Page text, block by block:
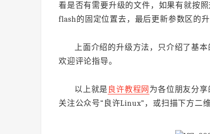
看是否有需要升级的文件，如果有就按
flash的固定位置去，最后更新参数区的
上面介绍的升级方法，只介绍了基
欢迎评论指导。
以上就是 良许教程网 为各位朋友分享
关注公众号“良许Linux”，或扫描下方二